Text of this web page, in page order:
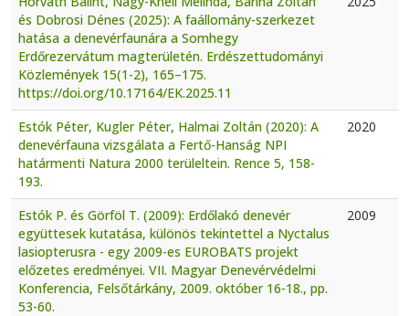
és Dobrosi Dénes (2025): A faállomány-szerkezet
hatása a denevérfaunára a Somhegy
Erdőrezervátum magterületén. Erdészettudományi
Közlemények 15(1-2), 165–175.
https://doi.org/10.17164/EK.2025.11
Estók Péter, Kugler Péter, Halmai Zoltán (2020): A
denevérfauna vizsgálata a Fertő-Hanság NPI
határmenti Natura 2000 terüleltein. Rence 5, 158-
193.
2020
Estók P. és Görföl T. (2009): Erdőlakó denevér
együttesek kutatása, különös tekintettel a Nyctalus
lasiopterusra - egy 2009-es EUROBATS projekt
előzetes eredményei. VII. Magyar Denevérvédelmi
Konferencia, Felsőtárkány, 2009. október 16-18., pp.
53-60.
2009